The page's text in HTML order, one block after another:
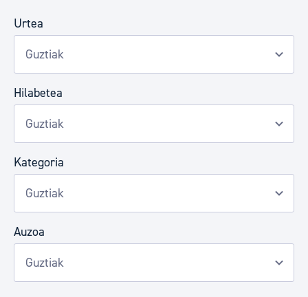
Urtea
Hilabetea
Kategoria
Auzoa